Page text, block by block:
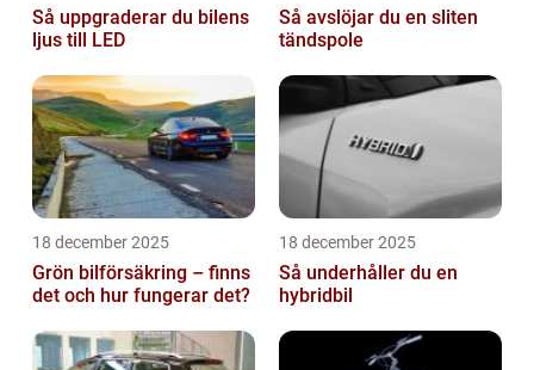
Så uppgraderar du bilens
ljus till LED
Så avslöjar du en sliten
tändspole
18 december 2025
Grön bilförsäkring – finns
det och hur fungerar det?
18 december 2025
Så underhåller du en
hybridbil